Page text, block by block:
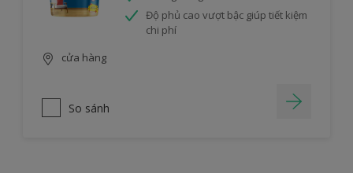
Độ phủ cao vượt bậc giúp tiết kiệm
chi phí
cửa hàng
So sánh